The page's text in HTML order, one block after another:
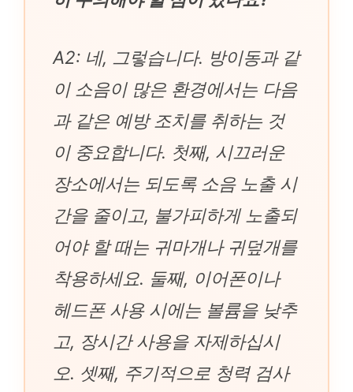
A2: 네, 그렇습니다. 방이동과 같
이 소음이 많은 환경에서는 다음
과 같은 예방 조치를 취하는 것
이 중요합니다. 첫째, 시끄러운
장소에서는 되도록 소음 노출 시
간을 줄이고, 불가피하게 노출되
어야 할 때는 귀마개나 귀덮개를
착용하세요. 둘째, 이어폰이나
헤드폰 사용 시에는 볼륨을 낮추
고, 장시간 사용을 자제하십시
오. 셋째, 주기적으로 청력 검사